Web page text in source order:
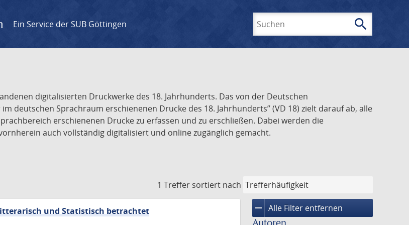
Ein Service der SUB Göttingen search
digitalisierten Druckwerke des 18. Jahrhunderts. Das von der Deutschen
deutschen Sprachraum erschienenen Drucke des 18. Jahrhunderts” (VD 18) zielt darauf ab, alle
erschienenen Drucke zu erfassen und zu erschließen. Dabei werden die
auch vollständig digitalisiert und online zugänglich gemacht.
1 Treffer sortiert nach
remove Alle Filter entfernen
und Statistisch betrachtet